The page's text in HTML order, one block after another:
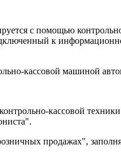
с помощью
к
кассовой машиной
кассовой
продажах",